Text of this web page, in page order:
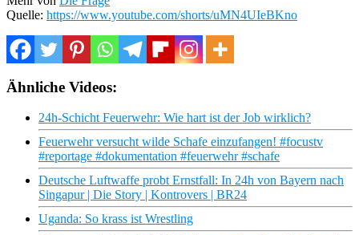
Quelle: https://www.youtube.com/shorts/uMN4UIeBKno
Ähnliche Videos:
24h-Schicht Feuerwehr: Wie hart ist der Job wirklich?
Feuerwehr versucht wilde Schafe einzufangen! #focustv
#reportage #dokumentation #feuerwehr #schafe
Deutsche Luftwaffe probt Ernstfall: In 24h von Bayern nach
Singapur | Die Story | Kontrovers | BR24
Uganda: So krass ist Wrestling